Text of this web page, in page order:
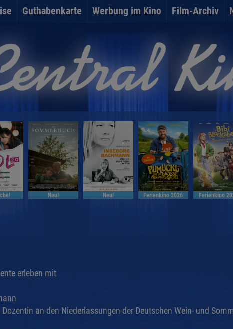
Guthabenkarte Werbung im Kino Film-Archiv
Neu! Neu! Ferienkino 2026 Ferienkino
erleben mit
Dozentin an den Niederlassungen der Deutschen Wein- und